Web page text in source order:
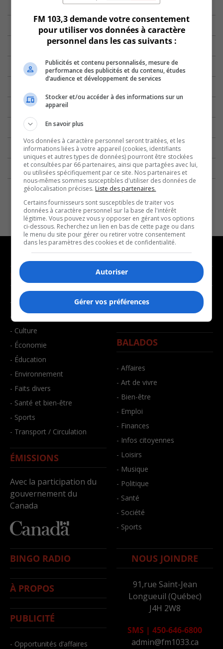
NOUVELLES
- Affaires municipales
- Communauté / Social
- Culture
- Économie
- Éducation
- Environnement
- Faits divers
- Santé et bien-être
- Sports
- Transport / Circulation
ÉMISSIONS
Avec la participation du
gouvernement du
Canada
MUSIQUE
- Décompte franco
- Joué récemment
BALADOS
- Affaires
- Art de vivre
- Bien-être
- Emploi
- Finances
- Infos citoyennes
- Loisirs
- Musique
- Politique
- Santé
- Société
- Sports
BINGO RADIO
À PROPOS
PUBLICITÉ
- Opportunités d’affaires
NOUS JOINDRE
91,rue Saint-Jean
Longueuil (Québec)
J4H 2W8
SMS | 450-646-6800
admin@fm1033.ca
FM 103,3 demande votre consentement
pour utiliser vos données à caractère
personnel dans les cas suivants :
Publicités et contenu personnalisés, mesure de
performance des publicités et du contenu, études
d’audience et développement de services
Stocker et/ou accéder à des informations sur un
appareil
En savoir plus
Vos données à caractère personnel seront traitées, et les
informations liées à votre appareil (cookies, identifiants
uniques et autres types de données) pourront être stockées
et consultées par 66 partenaires, ainsi que partagées avec lui,
ou utilisées spécifiquement par ce site. Nos partenaires et
nous-mêmes sommes susceptibles d'utiliser des données de
géolocalisation précises. Liste des partenaires.
Certains fournisseurs sont susceptibles de traiter vos
données à caractère personnel sur la base de l'intérêt
légitime. Vous pouvez vous y opposer en gérant vos options
ci-dessous. Recherchez un lien en bas de cette page ou dans
le menu du site pour gérer ou retirer votre consentement
dans les paramètres des cookies et de confidentialité.
Autoriser
Gérer vos préférences